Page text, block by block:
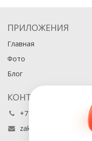
ПРИЛОЖЕНИЯ
Главная
Фото
Блог
КОНТАКТЫ
+7 (495) 486-80-76
zakaz@buyabook.ru